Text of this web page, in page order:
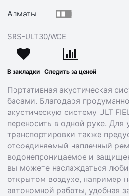
Алматы
SRS-ULT30/WCE
В закладки Следить за ценой
Портативная акустическая
басами. Благодаря
акустическую систему ULT
переносить в одной руке. Для
транспортировки также
отсоединяемый наплечный
водонепроницаемое и
вы можете наслаждаться
открытом воздухе, например
автономной работы, удобная